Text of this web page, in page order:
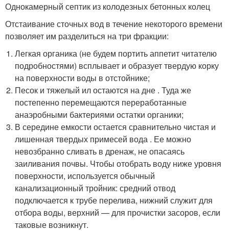
Однокамерный септик из колодезных бетонных колец
Отстаивание сточных вод в течение некоторого времени
позволяет им разделиться на три фракции:
Легкая органика (не будем портить аппетит читателю
подробностями) всплывает и образует твердую корку
на поверхности воды в отстойнике;
Песок и тяжелый ил остаются на дне . Туда же
постепенно перемещаются переработанные
анаэробными бактериями остатки органики;
В середине емкости остается сравнительно чистая и
лишенная твердых примесей вода . Ее можно
невозбранно сливать в дренаж, не опасаясь
заиливания почвы. Чтобы отобрать воду ниже уровня
поверхности, используется обычный
канализационный тройник: средний отвод
подключается к трубе перелива, нижний служит для
отбора воды, верхний — для прочистки засоров, если
таковые возникнут.